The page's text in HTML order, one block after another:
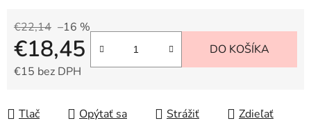
€22,14 –16 %
€18,45
€15 bez DPH
DO KOŠÍKA
Tlač Opýtať sa Strážiť Zdieľať